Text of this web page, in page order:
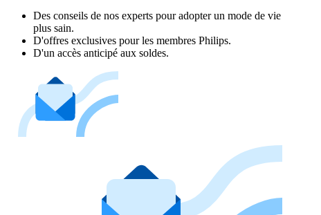
Des conseils de nos experts pour adopter un mode de vie
plus sain.
D'offres exclusives pour les membres Philips.
D'un accès anticipé aux soldes.